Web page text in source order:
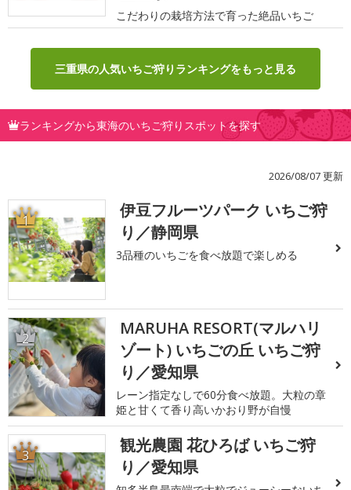
こだわりの栽培方法で育った絶品いちご
三重県の人気いちご狩りランキングをもっと見る
ランキングから東海のいちご狩りスポットを探す
2026/08/07 更新
1
伊豆フルーツパーク いちご狩
り／静岡県
3品種のいちごを食べ放題で楽しめる
2
MARUHA RESORT(マルハリ
ゾート) いちごの丘 いちご狩
り／愛知県
レーン指定なしで60分食べ放題。大粒の章
姫と甘くて香り高いかおり野が自慢
3
観光農園 花ひろば いちご狩
り／愛知県